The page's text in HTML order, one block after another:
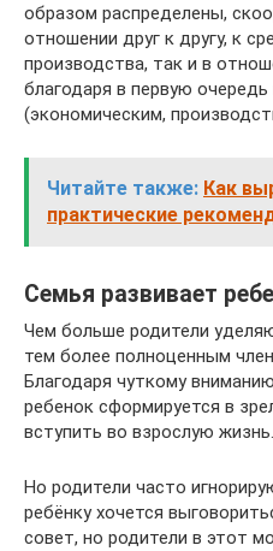
образом распределены,
отношении друг к другу, к
производства, так и в
благодаря в первую
(экономическим,
Читайте также: Как
практические
Семья развивает
Чем больше родители
тем более полноценным
Благодаря чуткому
ребенок сформируется в
вступить во взрослую жизнь.
Но родители часто
ребёнку хочется
совет, но родители в этот